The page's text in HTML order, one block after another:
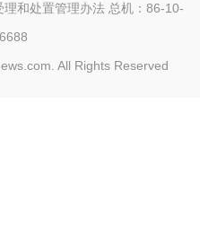
理和处置管理办法 总机：86-10-
All Rights Reserved